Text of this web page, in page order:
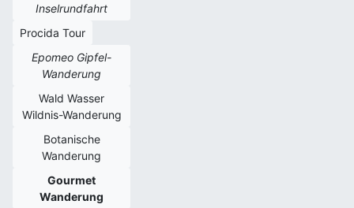
Inselrundfahrt
Procida Tour
Epomeo Gipfel-
Wanderung
Wald Wasser
Wildnis-Wanderung
Botanische
Wanderung
Gourmet
Wanderung